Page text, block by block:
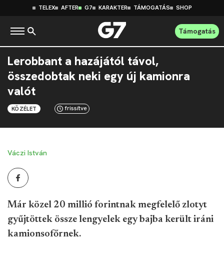
TELEX AFTER G7 KARAKTER TÁMOGATÁS SHOP
Támogatás
Lerobbant a hazájától távol,
összedobtak neki egy új kamionra
valót
KÖZÉLET frissítve
Váczi István
Már közel 20 millió forintnak megfelelő zlotyt
gyűjtöttek össze lengyelek egy bajba került iráni
kamionsofőrnek.